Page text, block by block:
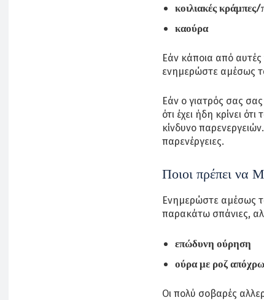
κοιλιακές
καούρα
Εάν κάποια από αυτές
ενημερώστε αμέσως
Εάν ο γιατρός σας
ότι έχει ήδη κρίνει
κίνδυνο
παρενέργειες.
Ποιοι πρέπει να
Ενημερώστε αμέσως
παρακάτω σπάνιες,
επώδυνη ούρηση
ούρα με ροζ
Οι πολύ σοβαρές